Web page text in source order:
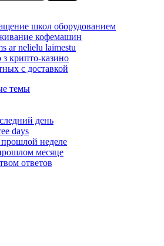
школ оборудованием
кофемашин
ar nelielu laimestu
з крипто-казино
с доставкой
темы
день
days
неделе
месяце
ответов